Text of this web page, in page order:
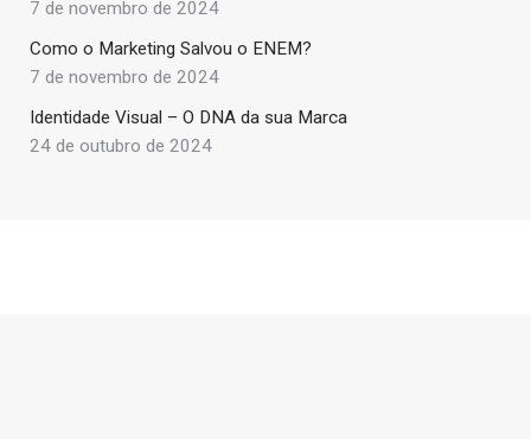
7 de novembro de 2024
Como o Marketing Salvou o ENEM?
7 de novembro de 2024
Identidade Visual – O DNA da sua Marca
24 de outubro de 2024